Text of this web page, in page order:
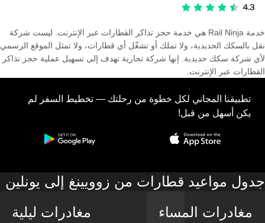
خدمة Rail Ninja هي خدمة حجز تذاكر القطارات عبر الإنترنت. ليست شركة
نقل بالسكك الحديدية، ولا تملك أو تشغّل أي قطارات، ولا تمثل الموقع الرسمي
لأي شركة سكك حديدية. إنها شركة تجارية تهدف إلى تسهيل عملية حجز تذاكر
القطارات عبر الإنترنت.
تطبيقنا المجاني لكل خطوة من رحلتك — تخطيط السفر لم
يكن أسهل من قبل!
جدول مواعيد قطارات من زوويينغ إلى يونلين
مغادرات ليلية
مغادرات المساء